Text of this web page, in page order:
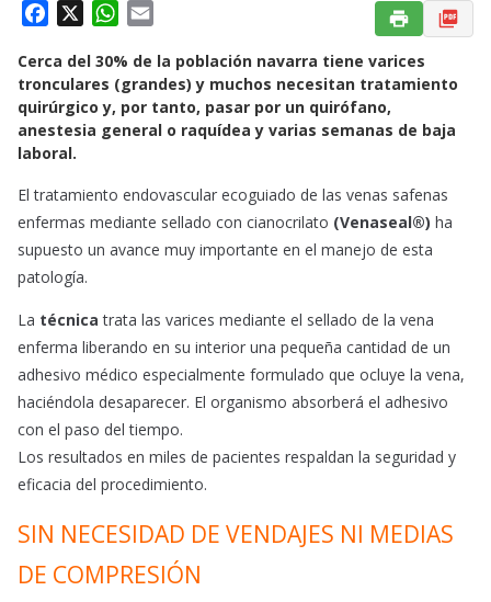
c
e
b
o
k
W
a
t
s
p
a
i
l
Cerca del 30% de la población navarra tiene varices
tronculares (grandes) y muchos necesitan tratamiento
quirúrgico y, por tanto, pasar por un quirófano,
anestesia general o raquídea y varias semanas de baja
laboral.
El tratamiento endovascular ecoguiado de las venas safenas
enfermas mediante sellado con cianocrilato (Venaseal®) ha
supuesto un avance muy importante en el manejo de esta
patología.
La técnica trata las varices mediante el sellado de la vena
enferma liberando en su interior una pequeña cantidad de un
adhesivo médico especialmente formulado que ocluye la vena,
haciéndola desaparecer. El organismo absorberá el adhesivo
con el paso del tiempo.
Los resultados en miles de pacientes respaldan la seguridad y
eficacia del procedimiento.
SIN NECESIDAD DE VENDAJES NI MEDIAS
DE COMPRESIÓN